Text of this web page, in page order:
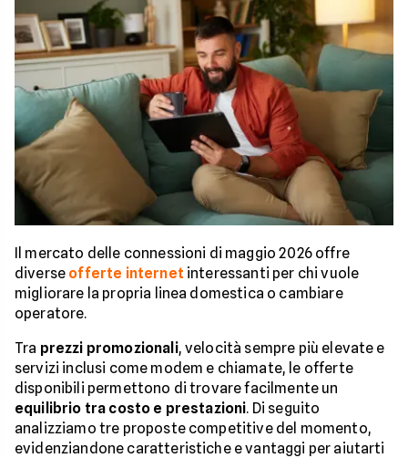
Il mercato delle connessioni di maggio 2026 offre
diverse offerte internet interessanti per chi vuole
migliorare la propria linea domestica o cambiare
operatore.
Tra prezzi promozionali, velocità sempre più elevate e
servizi inclusi come modem e chiamate, le offerte
disponibili permettono di trovare facilmente un
equilibrio tra costo e prestazioni. Di seguito
analizziamo tre proposte competitive del momento,
evidenziandone caratteristiche e vantaggi per aiutarti